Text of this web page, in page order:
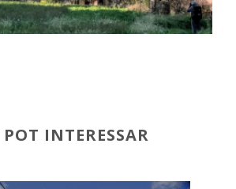
INTERESSAR